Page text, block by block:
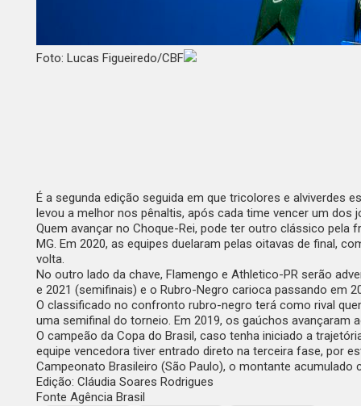
Foto: Lucas Figueiredo/CBF
É a segunda edição seguida em que tricolores e alviverdes
levou a melhor nos pênaltis, após cada time vencer um
Quem avançar no Choque-Rei, pode ter outro clássico
MG. Em 2020, as equipes duelaram pelas oitavas de final,
volta.
No outro lado da chave, Flamengo e Athletico-PR serão
e 2021 (semifinais) e o Rubro-Negro carioca passando em
O classificado no confronto rubro-negro terá como rival
uma semifinal do torneio. Em 2019, os gaúchos avançaram
O campeão da Copa do Brasil, caso tenha iniciado a
equipe vencedora tiver entrado direto na terceira fase, por
Campeonato Brasileiro (São Paulo), o montante acumulado
Edição: Cláudia Soares Rodrigues
Fonte Agência Brasil